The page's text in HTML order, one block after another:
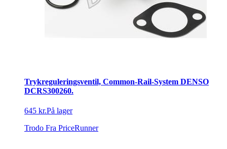
Trykreguleringsventil, Common-Rail-System DENSO
DCRS300260.
645 kr.På lager
Trodo Fra PriceRunner